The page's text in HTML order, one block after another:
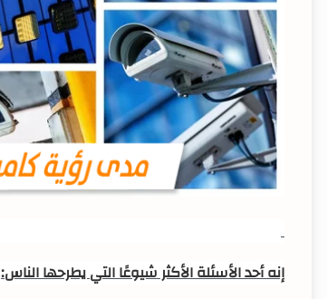
إنه أحد الأسئلة الأكثر شيوعًا التي يطرحها الناس: